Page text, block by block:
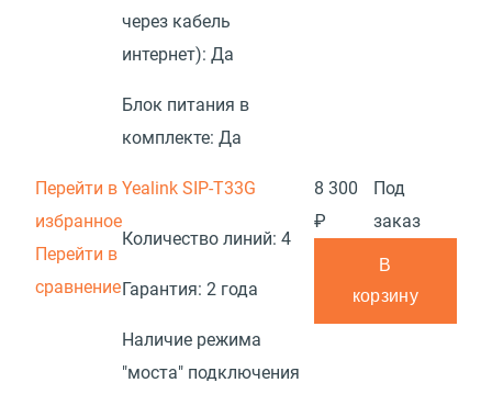
через кабель
интернет): Да
Блок питания в
комплекте: Да
Перейти в
избранное
Перейти в
сравнение
Yealink SIP-T33G
Количество линий: 4
Гарантия: 2 года
Наличие режима
"моста" подключения
8 300
₽
Под
заказ
В
корзину